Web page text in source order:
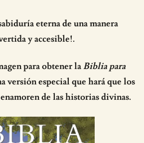
eterna de una manera
y accesible!.
para obtener laBiblia para
versión especial que hará que los
de las historias divinas.